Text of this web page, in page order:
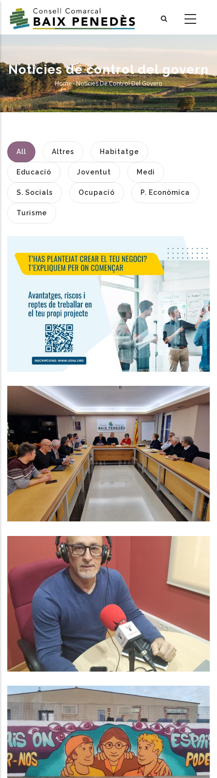
main
Notícies de control del govern
Breadcrumb
Home-Notícies De Control Del Govern
All Altres Habitatge
Educació Joventut Medi
S. Socials Ocupació P. Econòmica
Turisme
Jornada De Sensibilització A
L'emprenedoria
Ocupació
Reunió Del Consell D'Alcaldes
Amb La Secretària D'Afers Socials
I Famílies, Sra. Carolina Homar
Cruz
S. socials
ENTREVISTA A AMADEU BENACH.
GRUP LOCAL D'ERC AL CONSELL
COMARCAL
Altres
Èxit Del Taller "Beating
Masculinitats" Al Baix Penedès:
Una Aposta Per La Consciència De
Gènere I La Comunitat